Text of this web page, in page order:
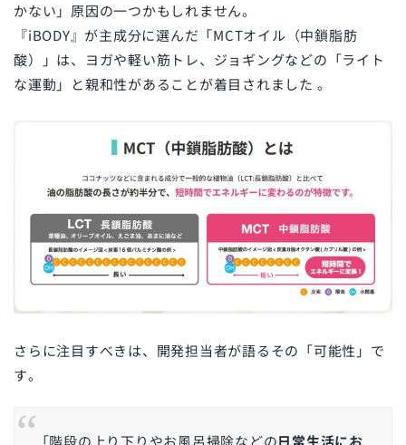
かない」原因の一つかもしれません。
『iBODY』が主成分に選んだ「MCTオイル（中鎖脂肪
酸）」は、ヨガや軽い筋トレ、ジョギングなどの「ライト
な運動」と親和性があることが着目されました 。
さらに注目すべきは、開発担当者が語るその「可能性」で
す。
「階段の上り下りやお風呂掃除などの日常生活にお